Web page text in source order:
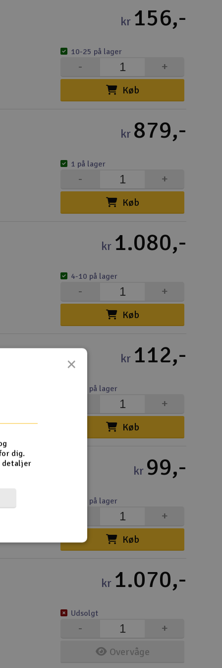
kr 156,-
Køb
+
-
10-25 på lager
kr 879,-
Køb
+
-
1 på lager
kr 1.080,-
Køb
+
-
4-10 på lager
kr 112,-
Køb
+
4-10 på lager
kr 99,-
Køb
+
4-10 på lager
kr 1.070,-
Overvåge
+
-
Udsolgt
×
dig.
detaljer